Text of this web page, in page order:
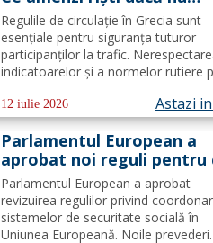
respecți indicatoarele
Regulile de circulație în Grecia sunt
esențiale pentru siguranța tuturor
participanților la trafic.
indicatoarelor și a normelor rutiere
care merg în Grecia cu mașina știu
este traficul și ce reguli trebuie să
respecte, însă dacă este...
12 iulie 2026 Astazi
Parlamentul European a
aprobat noi reguli pentru
care lucrează în alt stat UE.
Se schimbă șomajul și alte
beneficii sociale
Parlamentul European a aprobat
revizuirea regulilor privind
sistemelor de securitate socială în
Uniunea Europeană. Noile prevederi